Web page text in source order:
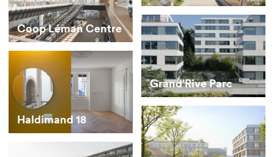
Coop Léman Centre
Grand’Rive Parc
Haldimand 18